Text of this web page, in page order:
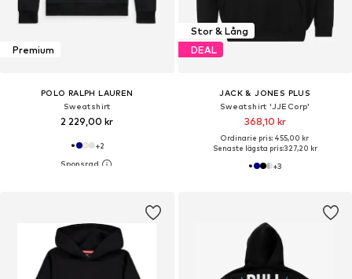
Premium
POLO RALPH LAUREN
Sweatshirt
2 229,00 kr
+2
Stor & Lång
DEAL
JACK & JONES PLUS
Sweatshirt 'JJECorp'
368,10 kr
Ordinarie pris: 455,00 kr
Senaste lägsta pris:327,20 kr
+3